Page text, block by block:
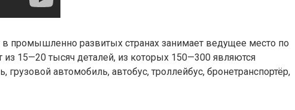
промышленно развитых странах занимает ведущее место по
15—20 тысяч деталей, из которых 150—300 являются
автомобиль, автобус, троллейбус, бронетранспортёр,